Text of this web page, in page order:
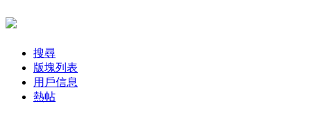
搜尋
版塊列表
用戶信息
熱帖